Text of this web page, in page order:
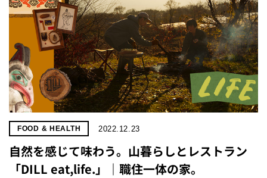
FOOD & HEALTH 2022.12.23
自然を感じて味わう。山暮らしとレストラン
「DILL eat,life.」｜職住一体の家。